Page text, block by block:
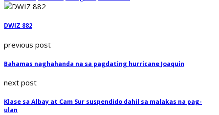
DWIZ 882
previous post
Bahamas naghahanda na sa pagdating hurricane Joaquin
next post
Klase sa Albay at Cam Sur suspendido dahil sa malakas na pag-
ulan